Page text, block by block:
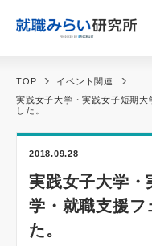
TOP
イベント関連
実践女子大学・実践女子短期
した。
2018.09.28
実践女子大学・
学・就職支援フ
た。